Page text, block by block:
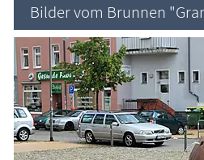
Veranstaltungen
Blog
Bilder vom Brunnen